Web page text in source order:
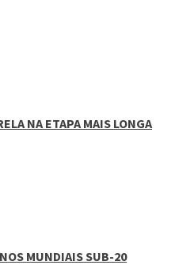
NA ETAPA MAIS LONGA
MUNDIAIS SUB-20